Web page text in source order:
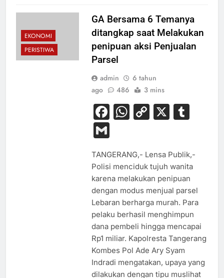
EKONOMI
PERISTIWA
GA Bersama 6 Temanya
ditangkap saat Melakukan
penipuan aksi Penjualan
Parsel
admin
6 tahun
ago
486 3 mins
Facebook
WhatsApp
Copy
X
Gmail
TANGERANG,- Lensa Publik,-
Polisi menciduk tujuh wanita
karena melakukan penipuan
dengan modus menjual parsel
Lebaran berharga murah. Para
pelaku berhasil menghimpun
dana pembeli hingga mencapai
Rp1 miliar. Kapolresta Tangerang
Kombes Pol Ade Ary Syam
Indradi mengatakan, upaya yang
dilakukan dengan tipu muslihat